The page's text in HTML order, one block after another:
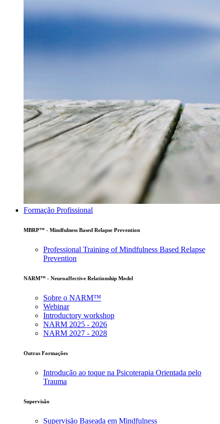
Formação Profissional
MBRP™ - Mindfulness Based Relapse Prevention
Professional Training of Mindfulness Based Relapse
Prevention
NARM™ - Neuroaffective Relationship Model
Sobre o NARM™
Webinar
Introductory workshop
NARM 2025 - 2026
NARM 2027 - 2028
Outras Formações
Introdução ao toque na Psicoterapia Orientada pelo
Trauma
Supervisão
Supervisão Baseada em Mindfulness